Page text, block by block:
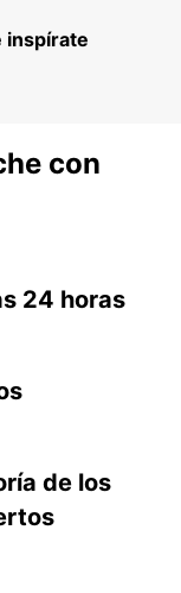
inspírate
con
24 horas
de los